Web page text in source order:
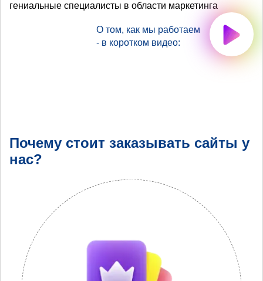
гениальные специалисты в области маркетинга
О том, как мы работаем
- в коротком видео:
Почему стоит заказывать сайты у
нас?